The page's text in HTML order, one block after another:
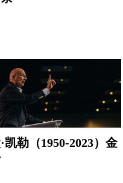
凯勒（1950-2023）金